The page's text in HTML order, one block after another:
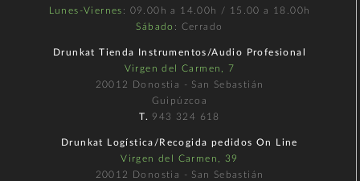
Lunes-Viernes : 09.00h a 14.00h / 15.00 a 18.00h
Sábado : Cerrado
Drunkat Tienda Instrumentos/Audio Profesional
Virgen del Carmen, 7
20012 Donostia - San Sebastián
Guipúzcoa
T. 943 324 618
Drunkat Logística/Recogida pedidos On Line
Virgen del Carmen, 39
20012 Donostia - San Sebastián